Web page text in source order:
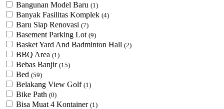
Bangunan Model Baru (1)
Banyak Fasilitas Komplek (4)
Baru Siap Renovasi (7)
Basement Parking Lot (9)
Basket Yard And Badminton Hall (2)
BBQ Area (1)
Bebas Banjir (15)
Bed (59)
Belakang View Golf (1)
Bike Path (0)
Bisa Muat 4 Kontainer (1)